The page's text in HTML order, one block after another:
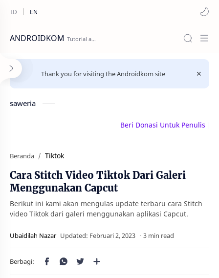
ANDROIDKOM
Thank you for visiting the Androidkom site
saweria
Beri Donasi Untuk Penulis |
Beranda Tiktok
Cara Stitch Video Tiktok Dari Galeri
Menggunakan Capcut
Berikut ini kami akan mengulas update terbaru cara Stitch
video Tiktok dari galeri menggunakan aplikasi Capcut.
3 min read